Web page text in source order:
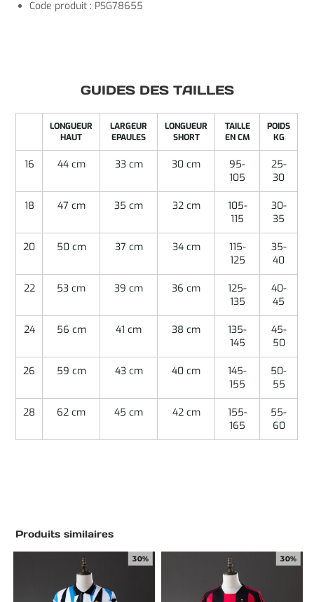
Code produit : PSG78655
GUIDES DES TAILLES
LONGUEUR
HAUT
LARGEUR
EPAULES
LONGUEUR
SHORT
TAILLE
EN CM
POIDS
KG
16 44 cm 33 cm 30 cm
95-
105
25-
30
18 47 cm 35 cm 32 cm
105-
115
30-
35
20 50 cm 37 cm 34 cm
115-
125
35-
40
22 53 cm 39 cm 36 cm
125-
135
40-
45
24 56 cm 41 cm 38 cm
135-
145
45-
50
26 59 cm 43 cm 40 cm
145-
155
50-
55
28 62 cm 45 cm 42 cm
155-
165
55-
60
Produits similaires
30% 30%